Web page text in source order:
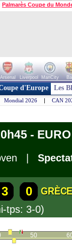
Palmarès Coupe du
Arsenal Liverpool ManCity
d'Europe Les
Mondial 2026 | CAN
-
|
3 0
GRÈCE
tps: 3-0)
50